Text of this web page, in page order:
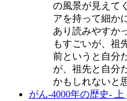
の風景が見えて
アを持って細か
あり読みやすか
もすごいが、祖
前というと自分
が、祖先と自分
かもしれないと
がん‐4000年の歴史‐